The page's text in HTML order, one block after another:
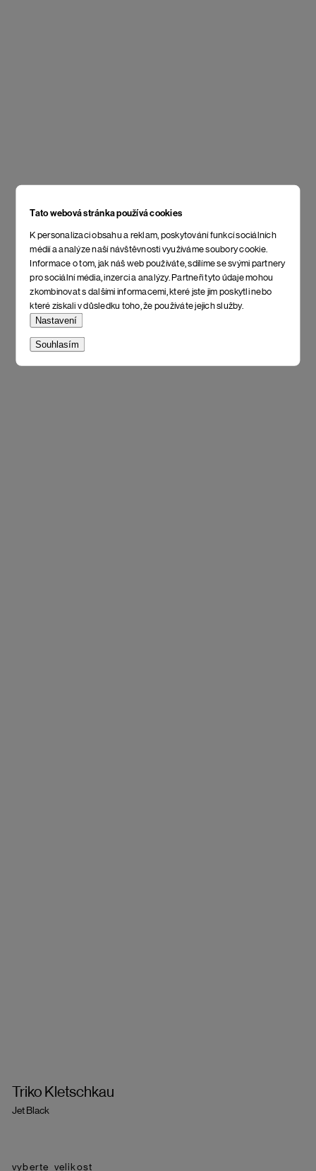
Tato webová stránka používá cookies
K personalizaci obsahu a reklam, poskytování funkcí sociálních
médií a analýze naší návštěvnosti využíváme soubory cookie.
Informace o tom, jak náš web používáte, sdílíme se svými partnery
pro sociální média, inzerci a analýzy. Partneři tyto údaje mohou
zkombinovat s dalšími informacemi, které jste jim poskytli nebo
které získali v důsledku toho, že používáte jejich služby.
Nastavení
Souhlasím
Triko Kletschkau
Jet Black
velikost